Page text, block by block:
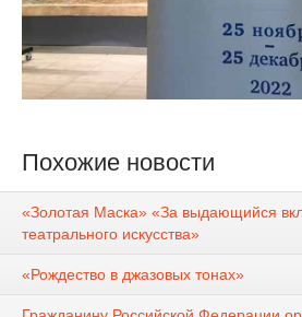
Похожие новости
«Золотая Маска» «За выдающийся
театрального искусства»
«Рождество в джазовых тонах»